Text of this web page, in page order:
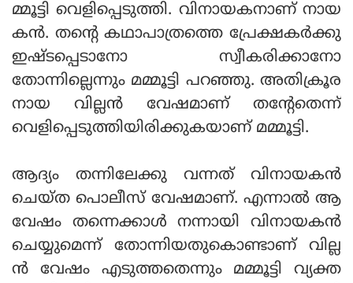
മ്മൂട്ടി വെളിപ്പെടുത്തി. വിനായകനാണ് നായ
കന്‍. തന്റെ കഥാപാത്രത്തെ പ്രേക്ഷകര്‍ക്കു
ഇഷ്ടപ്പെടാനോ സ്വീകരിക്കാനോ
തോന്നില്ലെന്നും മമ്മൂട്ടി പറഞ്ഞു. അതിക്രൂര
നായ വില്ലന്‍ വേഷമാണ് തന്റേതെന്ന്
വെളിപ്പെടുത്തിയിരിക്കുകയാണ് മമ്മൂട്ടി.
ആദ്യം തന്നിലേക്കു വന്നത് വിനായകന്‍
ചെയ്ത പൊലീസ് വേഷമാണ്. എന്നാല്‍ ആ
വേഷം തന്നെക്കാള്‍ നന്നായി വിനായകന്‍
ചെയ്യുമെന്ന് തോന്നിയതുകൊണ്ടാണ് വില്ല
ന്‍ വേഷം എടുത്തതെന്നും മമ്മൂട്ടി വ്യക്ത